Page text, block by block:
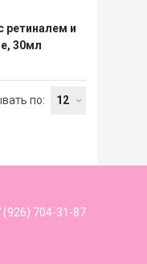
ретиналем и
30мл
по:
(926) 704-31-87